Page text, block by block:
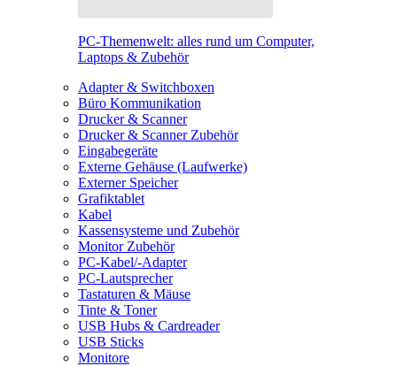
PC-Themenwelt: alles rund um Computer,
Laptops & Zubehör
Adapter & Switchboxen
Büro Kommunikation
Drucker & Scanner
Drucker & Scanner Zubehör
Eingabegeräte
Externe Gehäuse (Laufwerke)
Externer Speicher
Grafiktablet
Kabel
Kassensysteme und Zubehör
Monitor Zubehör
PC-Kabel/-Adapter
PC-Lautsprecher
Tastaturen & Mäuse
Tinte & Toner
USB Hubs & Cardreader
USB Sticks
Monitore